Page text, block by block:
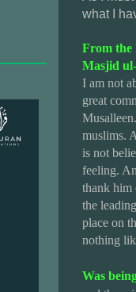
what I
From the
Masjid
I am not
great
muslims.
is not
feeling.
thank him
the
place on
nothing
Was